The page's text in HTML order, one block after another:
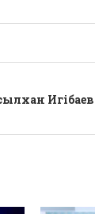
Игібаев